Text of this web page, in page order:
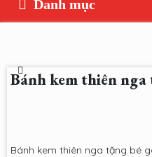
Bánh kem thiên nga
Bánh kem thiên nga tặng bé